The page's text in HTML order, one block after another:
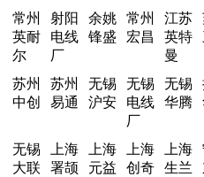
常州
英耐
尔
射阳
电线
厂
余姚
锋盛
常州
宏昌
江苏
英特
曼
苏州
中创
苏州
易通
无锡
沪安
无锡
电线
厂
无锡
华腾
无锡
大联
上海
署颉
上海
元益
上海
创奇
上海
生兰